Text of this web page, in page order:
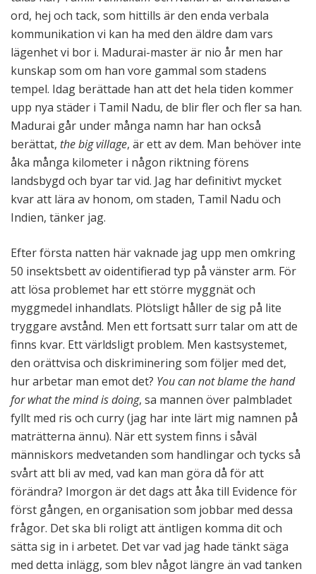
ord, hej och tack, som hittills är den enda verbala
kommunikation vi kan ha med den äldre dam vars
lägenhet vi bor i. Madurai-master är nio år men har
kunskap som om han vore gammal som stadens
tempel. Idag berättade han att det hela tiden kommer
upp nya städer i Tamil Nadu, de blir fler och fler sa han.
Madurai går under många namn har han också
berättat, the big village, är ett av dem. Man behöver inte
åka många kilometer i någon riktning förens
landsbygd och byar tar vid. Jag har definitivt mycket
kvar att lära av honom, om staden, Tamil Nadu och
Indien, tänker jag.
Efter första natten här vaknade jag upp men omkring
50 insektsbett av oidentifierad typ på vänster arm. För
att lösa problemet har ett större myggnät och
myggmedel inhandlats. Plötsligt håller de sig på lite
tryggare avstånd. Men ett fortsatt surr talar om att de
finns kvar. Ett världsligt problem. Men kastsystemet,
den orättvisa och diskriminering som följer med det,
hur arbetar man emot det? You can not blame the hand
for what the mind is doing, sa mannen över palmbladet
fyllt med ris och curry (jag har inte lärt mig namnen på
maträtterna ännu). När ett system finns i såväl
människors medvetanden som handlingar och tycks så
svårt att bli av med, vad kan man göra då för att
förändra? Imorgon är det dags att åka till Evidence för
först gången, en organisation som jobbar med dessa
frågor. Det ska bli roligt att äntligen komma dit och
sätta sig in i arbetet. Det var vad jag hade tänkt säga
med detta inlägg, som blev något längre än vad tanken